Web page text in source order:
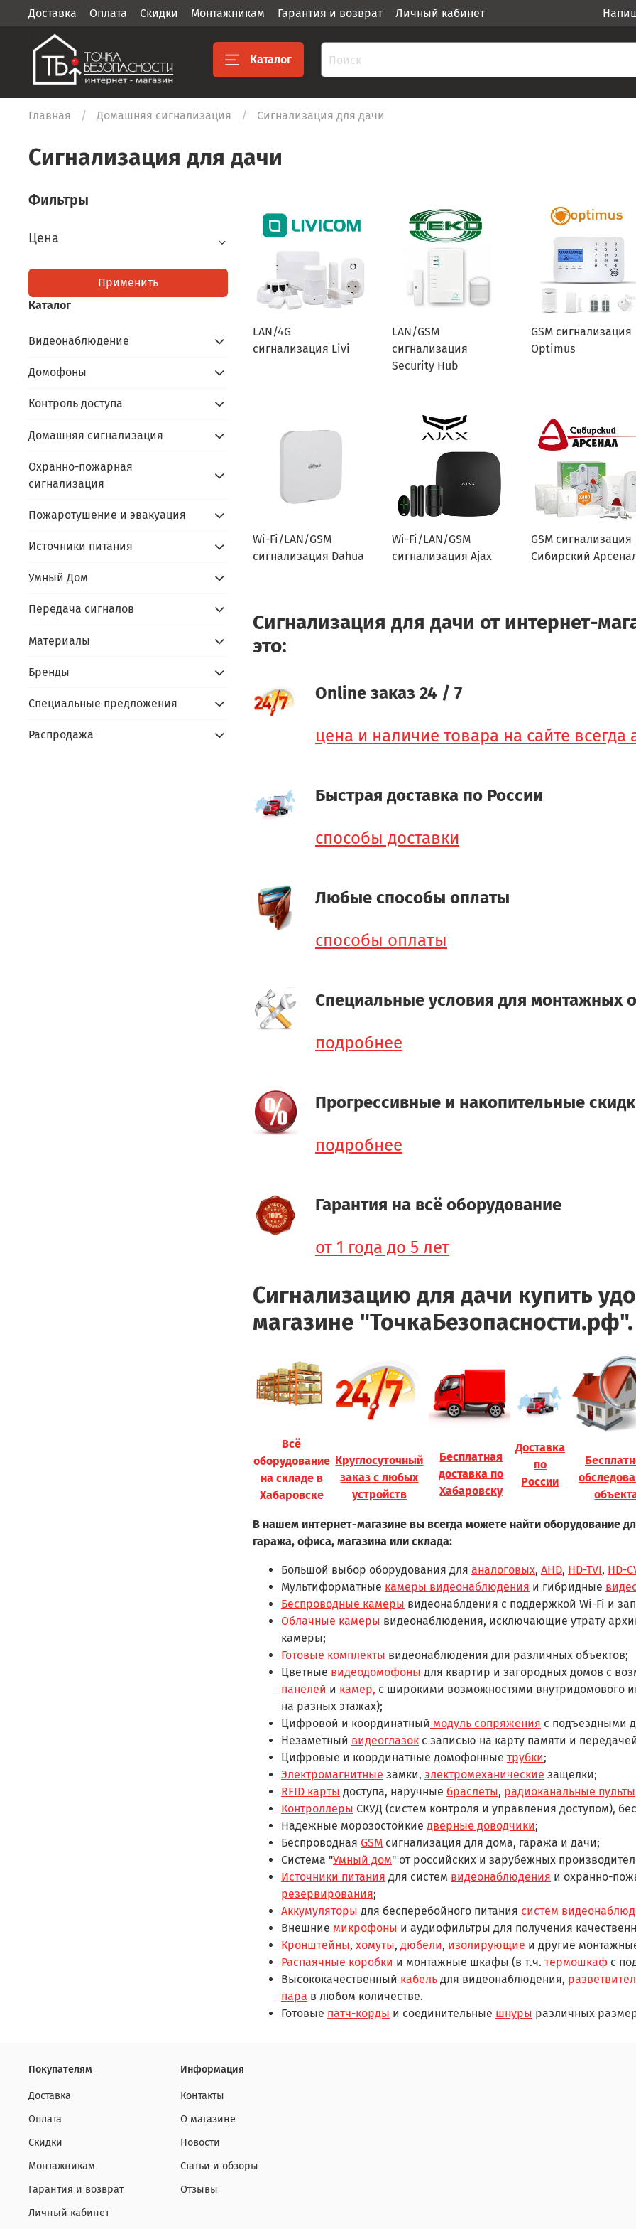
Доставка Оплата Скидки Монтажникам Гарантия и возврат Личный кабинет
Каталог
Главная Домашняя сигнализация Сигнализация для дачи
Сигнализация для дачи
LAN/4G
сигнализация Livi
LAN/GSM
сигнализация
Security Hub
GSM сигнализация
Optimus
Wi-Fi/LAN/GSM
сигнализация Dahua
Wi-Fi/LAN/GSM
сигнализация Ajax
GSM сигнализация
Сибирский
Сигнализация для дачи от интернет-
это:
Online заказ 24 / 7
цена и наличие товара на сайте всегда
Быстрая доставка по России
способы доставки
Любые способы оплаты
способы оплаты
Специальные условия для монтажных
подробнее
Прогрессивные и накопительные
подробнее
Гарантия на всё оборудование
от 1 года до 5 лет
Сигнализацию для дачи купить
магазине "ТочкаБезопасности.рф".
Всё
оборудование
на складе в
Хабаровске
Круглосуточный
заказ с любых
устройств
Бесплатная
доставка по
Хабаровску
Доставка
по
России
В нашем интернет-магазине вы всегда можете найти оборудование
гаража, офиса, магазина или склада:
Большой выбор оборудования для аналоговых, AHD, HD-TVI, HD-
Мультиформатные камеры видеонаблюдения и гибридные
Беспроводные камеры видеонаблдения с поддержкой Wi-Fi и
Облачные камеры видеонаблюдения, исключающие утрату
камеры;
Готовые комплекты видеонаблюдения для различных объектов;
Цветные видеодомофоны для квартир и загородных домов с
панелей и камер, с широкими возможностями внутридомового
на разных этажах);
Цифровой и координатный модуль сопряжения с подъездными
Незаметный видеоглазокс записью на карту памяти и
Цифровые и координатные домофонные трубки;
Электромагнитные замки, электромеханические защелки;
RFID карты доступа, наручные браслеты, радиоканальные пульты
Контроллеры СКУД (систем контроля и управления доступом),
Надежные морозостойкие дверные доводчики;
Беспроводная GSMсигнализация для дома, гаража и дачи;
Система "Умный дом" от российских и зарубежных
Источники питания для систем видеонаблюдения и охранно-
резервирования;
Аккумуляторы для бесперебойного питания систем
Внешние микрофоны и аудиофильтры для получения
Кронштейны, хомуты, дюбели, изолирующие и другие
Распаячные коробки и монтажные шкафы (в т.ч. термошкаф с
Высококачественный кабельдля видеонаблюдения,
пара в любом количестве.
Готовые патч-корды и соединительные шнуры различных
Фильтры
Цена
Применить
Каталог
Видеонаблюдение
Домофоны
Контроль доступа
Домашняя сигнализация
Охранно-пожарная
сигнализация
Пожаротушение и эвакуация
Источники питания
Умный Дом
Передача сигналов
Материалы
Бренды
Специальные предложения
Распродажа
Покупателям
Доставка
Оплата
Скидки
Монтажникам
Гарантия и возврат
Личный кабинет
Информация
Контакты
О магазине
Новости
Статьи и обзоры
Отзывы